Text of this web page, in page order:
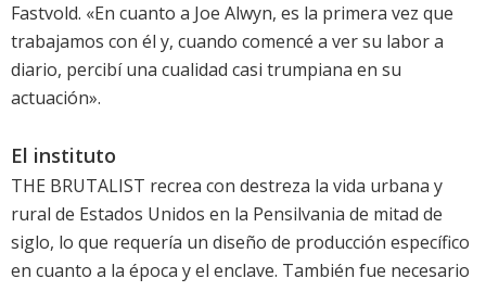
Fastvold. «En cuanto a Joe Alwyn, es la primera vez que
trabajamos con él y, cuando comencé a ver su labor a
diario, percibí una cualidad casi trumpiana en su
actuación».
El instituto
THE BRUTALIST recrea con destreza la vida urbana y
rural de Estados Unidos en la Pensilvania de mitad de
siglo, lo que requería un diseño de producción específico
en cuanto a la época y el enclave. También fue necesario